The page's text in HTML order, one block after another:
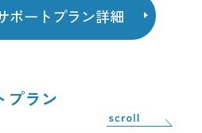
ポートプラン詳細
プラン